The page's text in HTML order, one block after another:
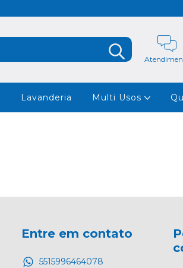
Lavanderia Multi Usos
Entre em contato
5515996464078